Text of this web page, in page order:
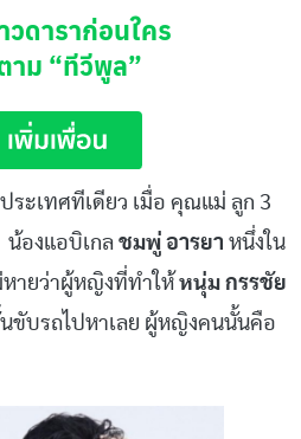
วดาราก่อนใคร
าม “ทีวีพูล”
ระเทศทีเดียว เมื่อ คุณแม่ ลูก 3
องแอบิเกล ชมพู่ อารยา หนึ่งใน
หายว่าผู้หญิงที่ทำให้ หนุ่ม กรรชัย
ขับรถไปหาเลย ผู้หญิงคนนั้นคือ